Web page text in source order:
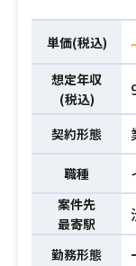
必須スキル
単価(税込)
想定年収
(税込)
契約形態
職種
案件先
最寄駅
勤務形態